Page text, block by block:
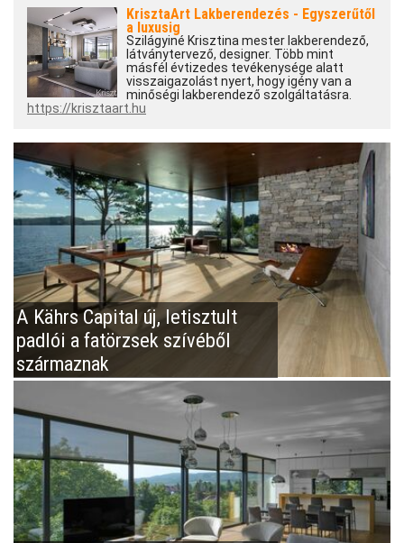
KrisztaArt Lakberendezés - Egyszerűtől
a luxusig
Szilágyiné Krisztina mester lakberendező,
látványtervező, designer. Több mint
másfél évtizedes tevékenysége alatt
visszaigazolást nyert, hogy igény van a
minőségi lakberendező szolgáltatásra.
https://krisztaart.hu
A Kährs Capital új, letisztult
padlói a fatörzsek szívéből
származnak